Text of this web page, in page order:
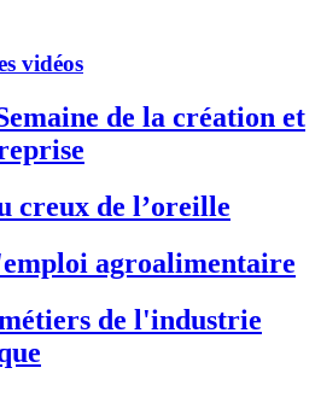
vidéos
de la création et
creux de l’oreille
agroalimentaire
de l'industrie